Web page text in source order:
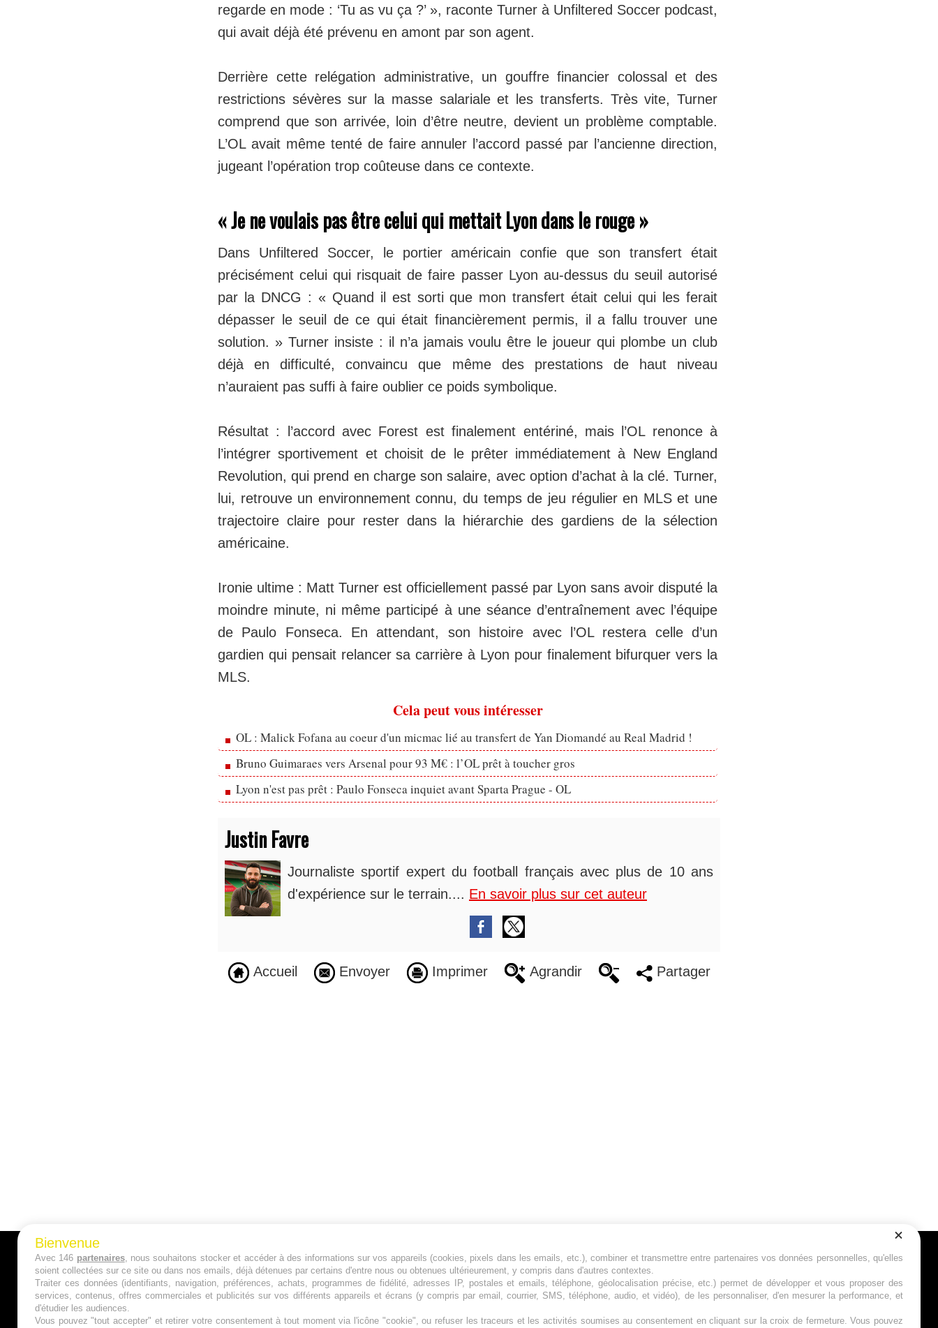
regarde en mode : ‘Tu as vu ça ?’ », raconte Turner à Unfiltered Soccer podcast,
qui avait déjà été prévenu en amont par son agent.
Derrière cette relégation administrative, un gouffre financier colossal et des
restrictions sévères sur la masse salariale et les transferts. Très vite, Turner
comprend que son arrivée, loin d’être neutre, devient un problème comptable.
L’OL avait même tenté de faire annuler l’accord passé par l’ancienne direction,
jugeant l’opération trop coûteuse dans ce contexte.
« Je ne voulais pas être celui qui mettait Lyon dans le rouge »
Dans Unfiltered Soccer, le portier américain confie que son transfert était
précisément celui qui risquait de faire passer Lyon au-dessus du seuil autorisé
par la DNCG : « Quand il est sorti que mon transfert était celui qui les ferait
dépasser le seuil de ce qui était financièrement permis, il a fallu trouver une
solution. » Turner insiste : il n’a jamais voulu être le joueur qui plombe un club
déjà en difficulté, convaincu que même des prestations de haut niveau
n’auraient pas suffi à faire oublier ce poids symbolique.
Résultat : l’accord avec Forest est finalement entériné, mais l’OL renonce à
l’intégrer sportivement et choisit de le prêter immédiatement à New England
Revolution, qui prend en charge son salaire, avec option d’achat à la clé. Turner,
lui, retrouve un environnement connu, du temps de jeu régulier en MLS et une
trajectoire claire pour rester dans la hiérarchie des gardiens de la sélection
américaine.
Ironie ultime : Matt Turner est officiellement passé par Lyon sans avoir disputé la
moindre minute, ni même participé à une séance d’entraînement avec l’équipe
de Paulo Fonseca. En attendant, son histoire avec l’OL restera celle d’un
gardien qui pensait relancer sa carrière à Lyon pour finalement bifurquer vers la
MLS.
Cela peut vous intéresser
OL : Malick Fofana au coeur d'un micmac lié au transfert de Yan Diomandé au Real Madrid !
Bruno Guimaraes vers Arsenal pour 93 M€ : l’OL prêt à toucher gros
Lyon n'est pas prêt : Paulo Fonseca inquiet avant Sparta Prague - OL
Justin Favre
Journaliste sportif expert du football français avec plus de 10 ans
d'expérience sur le terrain.... En savoir plus sur cet auteur
Accueil Envoyer Imprimer Agrandir Partager
A PROPOS
Qui sommes nous ?
Mentions Légales
Jeunesfooteux est un média sportif qui traite
principalement de l'actualité de la Ligue 1 et
des grosses actualités de la Ligue 2 et du
Plan du site | Syndication |Powered by WM
Suivez-nous
Bienvenue
Avec 146 partenaires, nous souhaitons stocker et accéder à des informations sur vos appareils (cookies, pixels dans les emails, etc.), combiner et transmettre entre partenaires vos données personnelles, qu'elles
soient collectées sur ce site ou dans nos emails, déjà détenues par certains d'entre nous ou obtenues ultérieurement, y compris dans d'autres contextes.
Traiter ces données (identifiants, navigation, préférences, achats, programmes de fidélité, adresses IP, postales et emails, téléphone, géolocalisation précise, etc.) permet de développer et vous proposer des
services, contenus, offres commerciales et publicités sur vos différents appareils et écrans (y compris par email, courrier, SMS, téléphone, audio, et vidéo), de les personnaliser, d'en mesurer la performance, et
d'étudier les audiences.
Vous pouvez "tout accepter" et retirer votre consentement à tout moment via l'icône "cookie", ou refuser les traceurs et les activités soumises au consentement en cliquant sur la croix de fermeture. Vous pouvez